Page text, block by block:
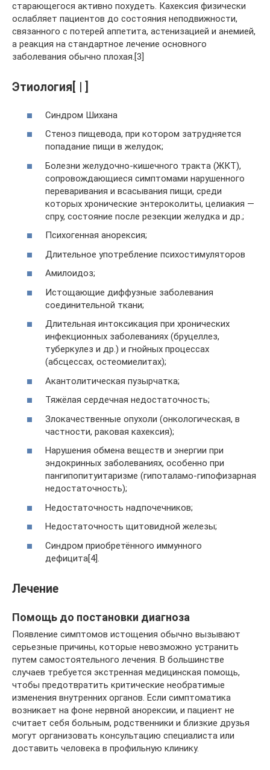
старающегося активно похудеть. Кахексия физически
ослабляет пациентов до состояния неподвижности,
связанного с потерей аппетита, астенизацией и анемией,
а реакция на стандартное лечение основного
заболевания обычно плохая.[3]
Этиология[ | ]
Синдром Шихана
Стеноз пищевода, при котором затрудняется
попадание пищи в желудок;
Болезни желудочно-кишечного тракта (ЖКТ),
сопровождающиеся симптомами нарушенного
переваривания и всасывания пищи, среди
которых хронические энтероколиты, целиакия —
спру, состояние после резекции желудка и др.;
Психогенная анорексия;
Длительное употребление психостимуляторов
Амилоидоз;
Истощающие диффузные заболевания
соединительной ткани;
Длительная интоксикация при хронических
инфекционных заболеваниях (бруцеллез,
туберкулез и др.) и гнойных процессах
(абсцессах, остеомиелитах);
Акантолитическая пузырчатка;
Тяжёлая сердечная недостаточность;
Злокачественные опухоли (онкологическая, в
частности, раковая кахексия);
Нарушения обмена веществ и энергии при
эндокринных заболеваниях, особенно при
пангипопитуитаризме (гипоталамо-гипофизарная
недостаточность);
Недостаточность надпочечников;
Недостаточность щитовидной железы;
Синдром приобретённого иммунного
дефицита[4].
Лечение
Помощь до постановки диагноза
Появление симптомов истощения обычно вызывают
серьезные причины, которые невозможно устранить
путем самостоятельного лечения. В большинстве
случаев требуется экстренная медицинская помощь,
чтобы предотвратить критические необратимые
изменения внутренних органов. Если симптоматика
возникает на фоне нервной анорексии, и пациент не
считает себя больным, родственники и близкие друзья
могут организовать консультацию специалиста или
доставить человека в профильную клинику.